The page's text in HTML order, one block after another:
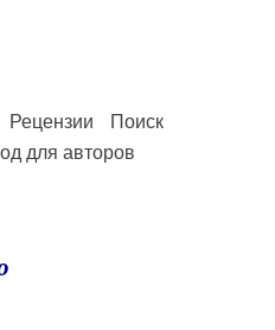
Рецензии
Поиск
для авторов